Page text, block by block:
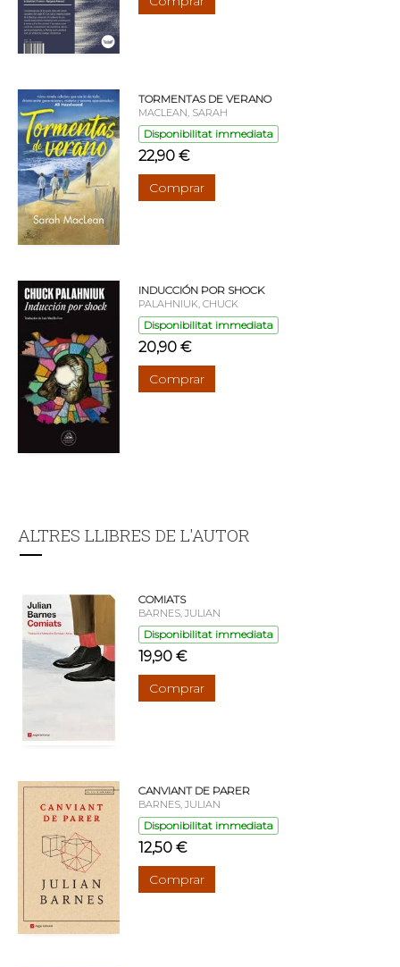
TORMENTAS DE VERANO
MACLEAN, SARAH
Disponibilitat immediata
22,90 €
Comprar
INDUCCIÓN POR SHOCK
PALAHNIUK, CHUCK
Disponibilitat immediata
20,90 €
Comprar
ALTRES LLIBRES DE L'AUTOR
COMIATS
BARNES, JULIAN
Disponibilitat immediata
19,90 €
Comprar
CANVIANT DE PARER
BARNES, JULIAN
Disponibilitat immediata
12,50 €
Comprar